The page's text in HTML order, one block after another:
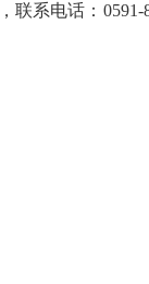
系电话：0591-